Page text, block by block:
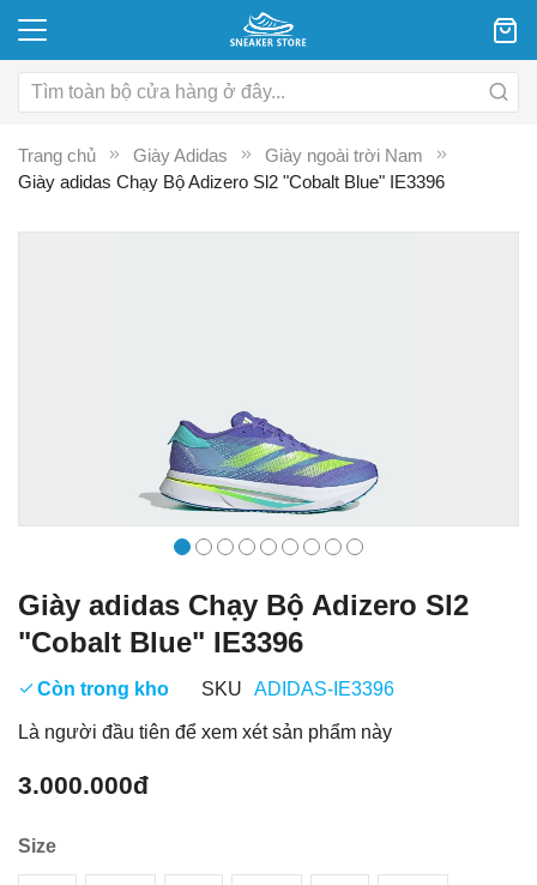
Trang chủ Giày Adidas
Giày ngoài trời Nam
Giày adidas Chạy Bộ Adizero Sl2 "Cobalt Blue" IE3396
Giày adidas Chạy Bộ Adizero Sl2
"Cobalt Blue" IE3396
Còn trong kho SKU ADIDAS-IE3396
Là người đầu tiên để xem xét sản phẩm này
3.000.000đ
Size